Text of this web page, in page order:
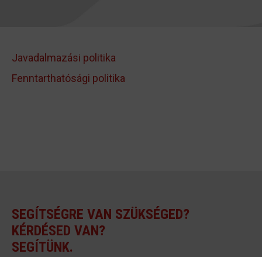
Javadalmazási politika
Fenntarthatósági politika
SEGÍTSÉGRE VAN SZÜKSÉGED?
KÉRDÉSED VAN?
SEGÍTÜNK.